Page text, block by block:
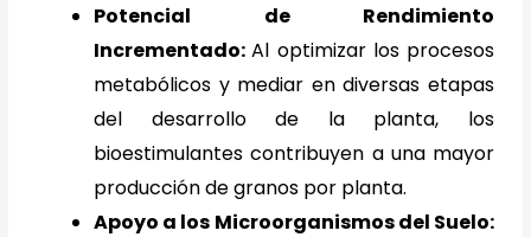
Potencial de Rendimiento
Incrementado:Al optimizar los procesos
metabólicos y mediar en diversas etapas
del desarrollo de la planta, los
bioestimulantes contribuyen a una mayor
producción de granos por planta.
Apoyo a los Microorganismos del Suelo: